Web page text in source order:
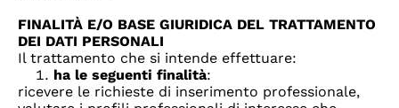
FINALITÀ E/O BASE GIURIDICA DEL TRATTAMENTO
DEI DATI PERSONALI
Il trattamento che si intende effettuare:
ha le seguenti finalità:
ricevere le richieste di inserimento professionale,